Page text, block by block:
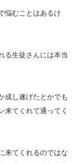
悩むことはあるけ
る生徒さんには本当
成し遂げたとかでも
来てくれて通ってく
来てくれるのではな